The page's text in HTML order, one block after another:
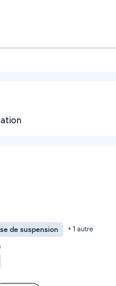
de suspension + 1 autre